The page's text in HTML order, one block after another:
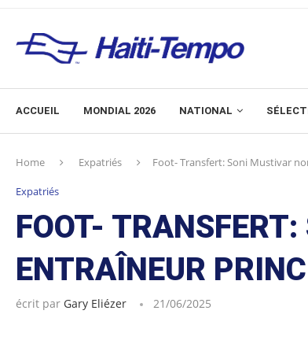
ACCUEIL MONDIAL 2026 NATIONAL
Home Expatriés Foot- Transfert: Soni Mustivar
Expatriés
FOOT-
ENTRAÎNEUR
écrit par Gary Eliézer 21/06/2025